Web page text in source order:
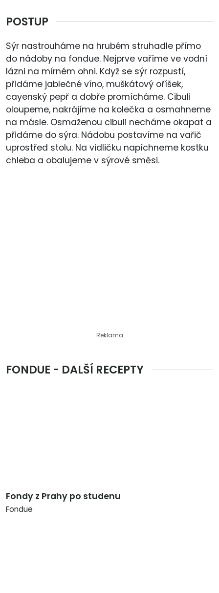
POSTUP
Sýr nastrouháme na hrubém struhadle přímo
do nádoby na fondue. Nejprve vaříme ve vodní
lázni na mírném ohni. Když se sýr rozpustí,
přidáme jablečné víno, muškátový oříšek,
cayenský pepř a dobře promícháme. Cibuli
oloupeme, nakrájíme na kolečka a osmahneme
na másle. Osmaženou cibuli necháme okapat a
přidáme do sýra. Nádobu postavíme na vařič
uprostřed stolu. Na vidličku napíchneme kostku
chleba a obalujeme v sýrové směsi.
Reklama
FONDUE - DALŠÍ RECEPTY
Fondy z Prahy po studenu
Fondue